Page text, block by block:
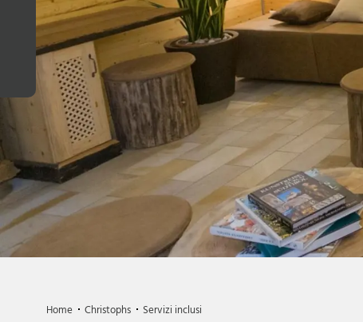
Home Christophs Servizi inclusi